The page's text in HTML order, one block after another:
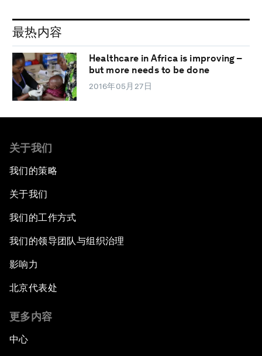
最热内容
Healthcare in Africa is improving –
but more needs to be done
2016年05月27日
关于我们
我们的策略
关于我们
我们的工作方式
我们的领导团队与组织治理
影响力
北京代表处
更多内容
中心